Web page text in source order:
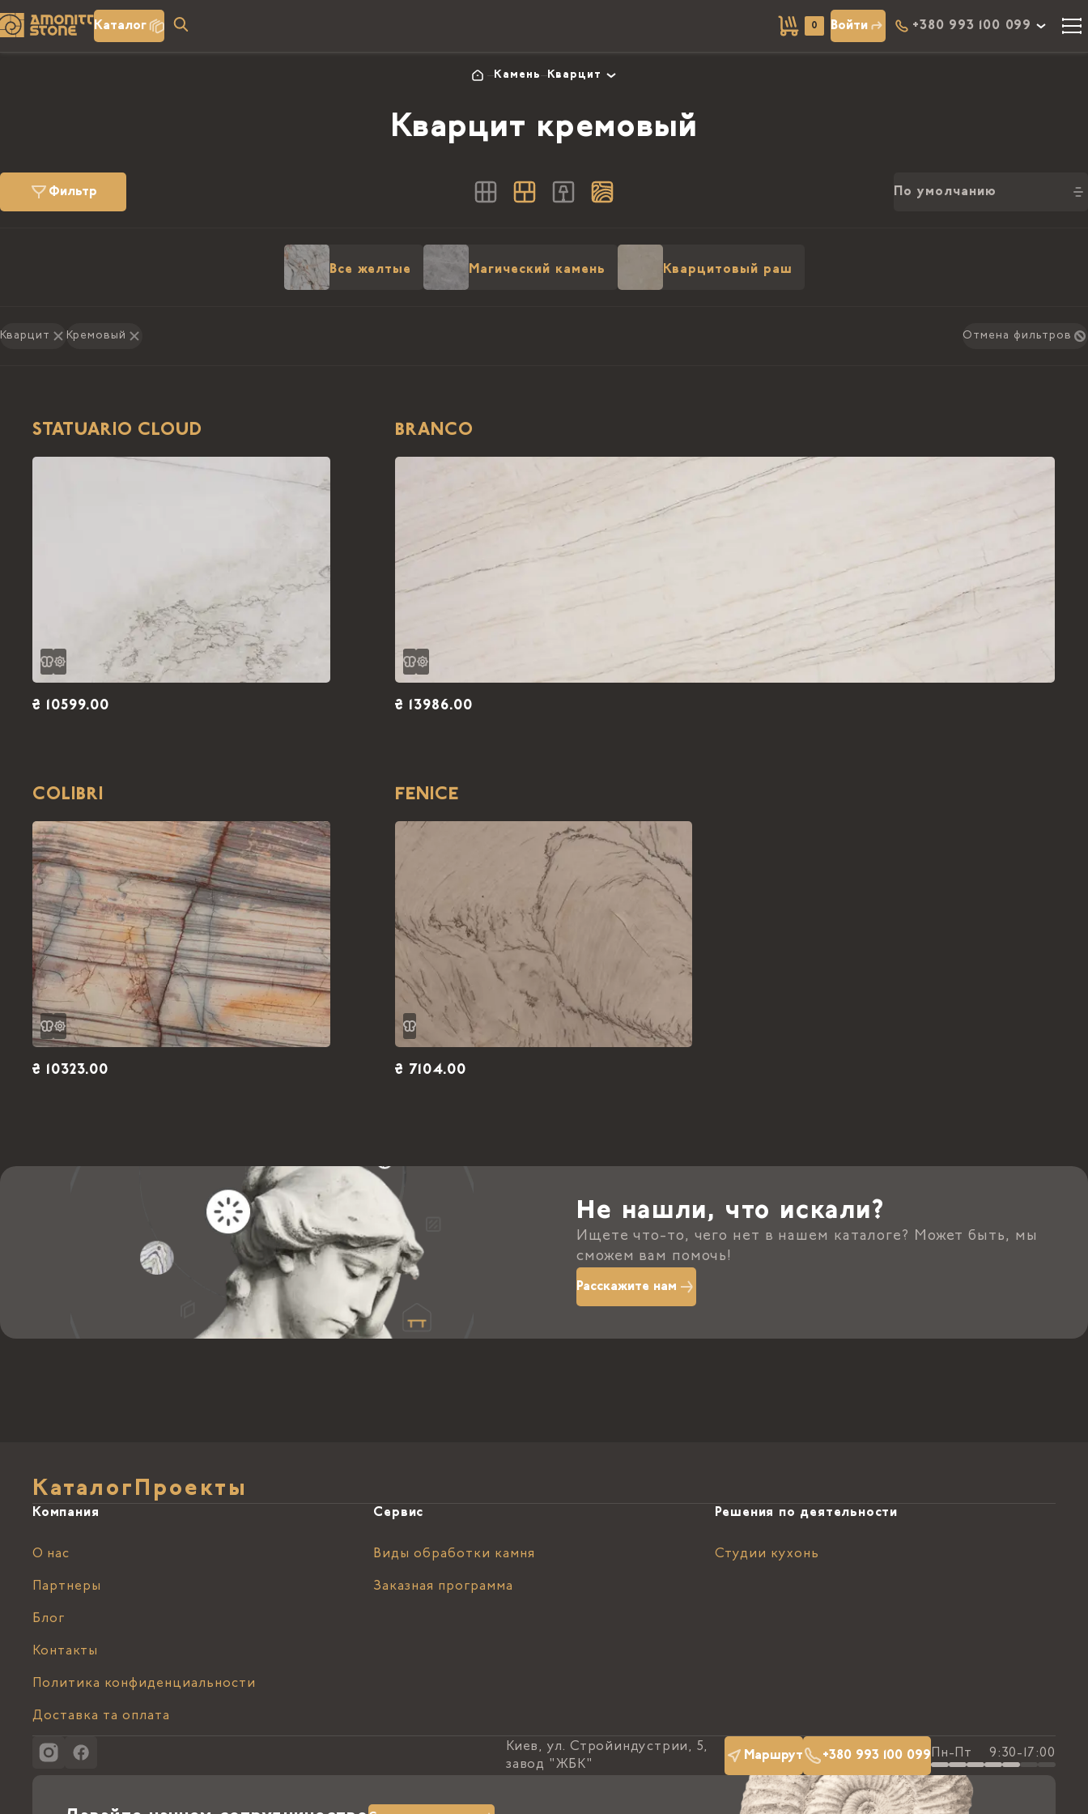
Каталог 0 Войти +380 993 100 099
Камень Кварцит
Кварцит кремовый
Фильтр По умолчанию
Все желтые Магический камень Кварцитовый раш
Кварцит Кремовый Отмена фильтров
STATUARIO CLOUD
₴ 10599.00
BRANCO
₴ 13986.00
COLIBRI
₴ 10323.00
FENICE
₴ 7104.00
Не нашли, что искали?
Ищете что-то, чего нет в нашем каталоге? Может быть, мы
сможем вам помочь!
Расскажите нам
Каталог Проекты
Компания
О нас
Партнеры
Блог
Контакты
Политика конфиденциальности
Доставка та оплата
Сервис
Виды обработки камня
Заказная программа
Решения по деятельности
Студии кухонь
Киев, ул. Стройиндустрии, 5,
завод "ЖБК"
Маршрут +380 993 100 099 Пн-Пт 9:30-17:00